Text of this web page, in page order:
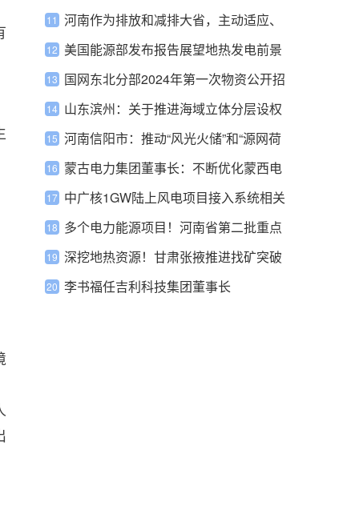
河南作为排放和减排大省，主动适应、
积极融入全国碳市场
美国能源部发布报告展望地热发电前景
国网东北分部2024年第一次物资公开招
标批次采购项目推荐的中标候选人公示
山东滨州：关于推进海域立体分层设权
的通知
河南信阳市：推动“风光火储”和“源网荷
储”两个一体化项目落地实施
蒙古电力集团董事长：不断优化蒙西电
网与华北电网的联络方式
中广核1GW陆上风电项目接入系统相关
服务招标
多个电力能源项目！河南省第二批重点
建设项目名单印发
深挖地热资源！甘肃张掖推进找矿突破
战略行动
李书福任吉利科技集团董事长